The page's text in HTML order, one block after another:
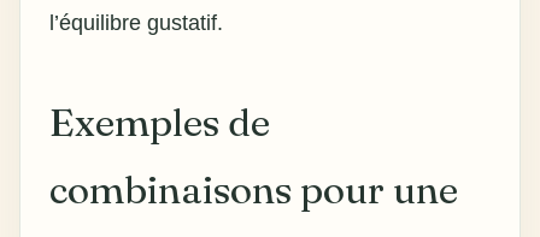
l’équilibre gustatif.
Exemples de
combinaisons pour une